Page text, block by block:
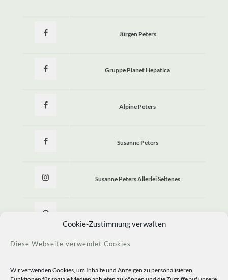
Cookie-Zustimmung verwalten
Diese Webseite verwendet Cookies
Wir verwenden Cookies, um Inhalte und Anzeigen zu personalisieren,
Jürgen Peters
Gruppe Planet Hepatica
Alpine Peters
Susanne Peters
Susanne Peters Allerlei Seltenes